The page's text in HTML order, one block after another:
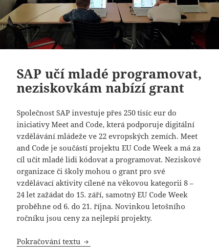
SAP učí mladé programovat,
neziskovkám nabízí grant
Společnost SAP investuje přes 250 tisíc eur do
iniciativy Meet and Code, která podporuje digitální
vzdělávání mládeže ve 22 evropských zemích. Meet
and Code je součástí projektu EU Code Week a má za
cíl učit mladé lidi kódovat a programovat. Neziskové
organizace či školy mohou o grant pro své
vzdělávací aktivity cílené na věkovou kategorii 8 –
24 let zažádat do 15. září, samotný EU Code Week
proběhne od 6. do 21. října. Novinkou letošního
ročníku jsou ceny za nejlepší projekty.
Pokračování textu SAP učí mladé programovat,